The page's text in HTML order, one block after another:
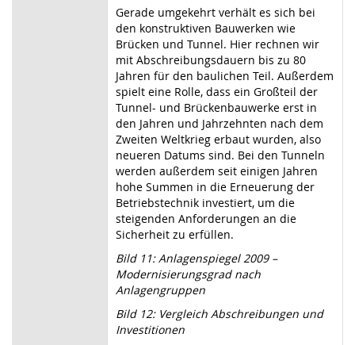
Gerade umgekehrt verhält es sich bei
den konstruktiven Bauwerken wie
Brücken und Tunnel. Hier rechnen wir
mit Abschreibungsdauern bis zu 80
Jahren für den baulichen Teil. Außerdem
spielt eine Rolle, dass ein Großteil der
Tunnel- und Brückenbauwerke erst in
den Jahren und Jahrzehnten nach dem
Zweiten Weltkrieg erbaut wurden, also
neueren Datums sind. Bei den Tunneln
werden außerdem seit einigen Jahren
hohe Summen in die Erneuerung der
Betriebstechnik investiert, um die
steigenden Anforderungen an die
Sicherheit zu erfüllen.
Bild 11: Anlagenspiegel 2009 –
Modernisierungsgrad nach
Anlagengruppen
Bild 12: Vergleich Abschreibungen und
Investitionen